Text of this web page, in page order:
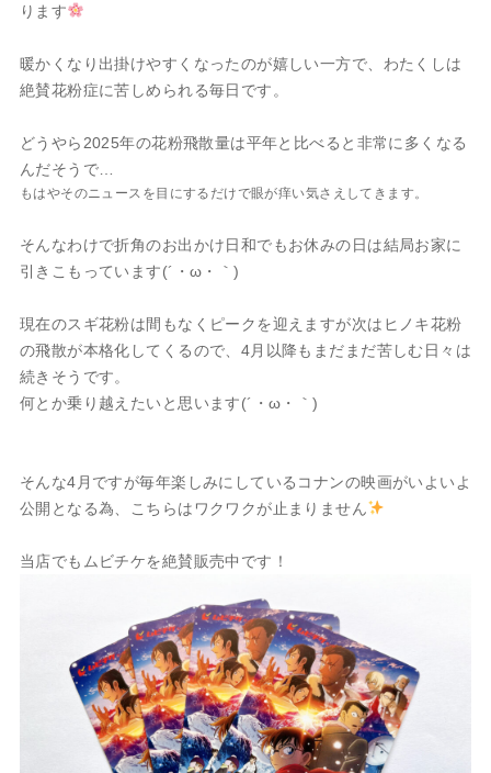
ります
暖かくなり出掛けやすくなったのが嬉しい一方で、わたくしは
絶賛花粉症に苦しめられる毎日です。
どうやら2025年の花粉飛散量は平年と比べると非常に多くなる
んだそうで…
もはやそのニュースを目にするだけで眼が痒い気さえしてきます。
そんなわけで折角のお出かけ日和でもお休みの日は結局お家に
引きこもっています(´・ω・｀)
現在のスギ花粉は間もなくピークを迎えますが次はヒノキ花粉
の飛散が本格化してくるので、4月以降もまだまだ苦しむ日々は
続きそうです。
何とか乗り越えたいと思います(´・ω・｀)
そんな4月ですが毎年楽しみにしているコナンの映画がいよいよ
公開となる為、こちらはワクワクが止まりません
当店でもムビチケを絶賛販売中です！